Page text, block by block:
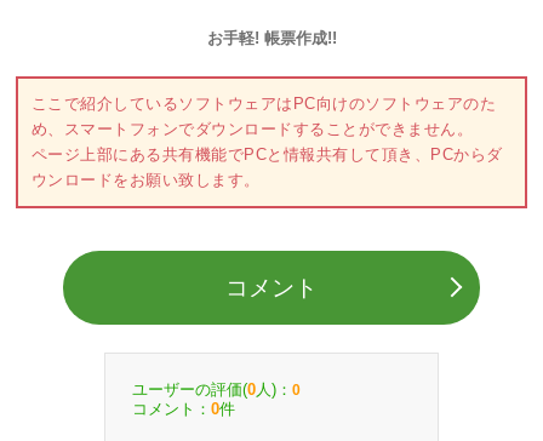
お手軽! 帳票作成!!
ここで紹介しているソフトウェアはPC向けのソフトウェアのた
め、スマートフォンでダウンロードすることができません。
ページ上部にある共有機能でPCと情報共有して頂き、PCからダ
ウンロードをお願い致します。
コメント
ユーザーの評価(0 人)： 0
コメント： 0件